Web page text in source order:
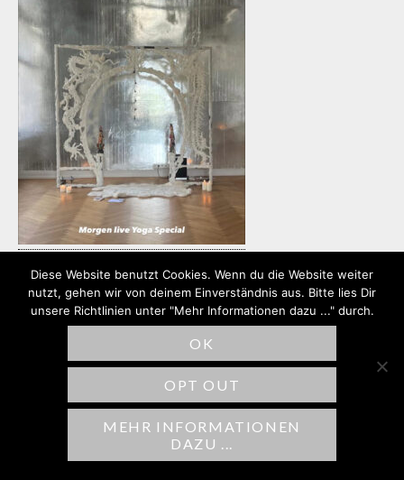
SCHREIBE EINEN
KOMMENTAR
Deine E-Mail-Adresse wird nicht
veröffentlicht. Erforderliche Felder sind
Diese Website benutzt Cookies. Wenn du die Website weiter
nutzt, gehen wir von deinem Einverständnis aus. Bitte lies Dir
unsere Richtlinien unter "Mehr Informationen dazu ..." durch.
OK
OPT OUT
MEHR INFORMATIONEN
DAZU ...